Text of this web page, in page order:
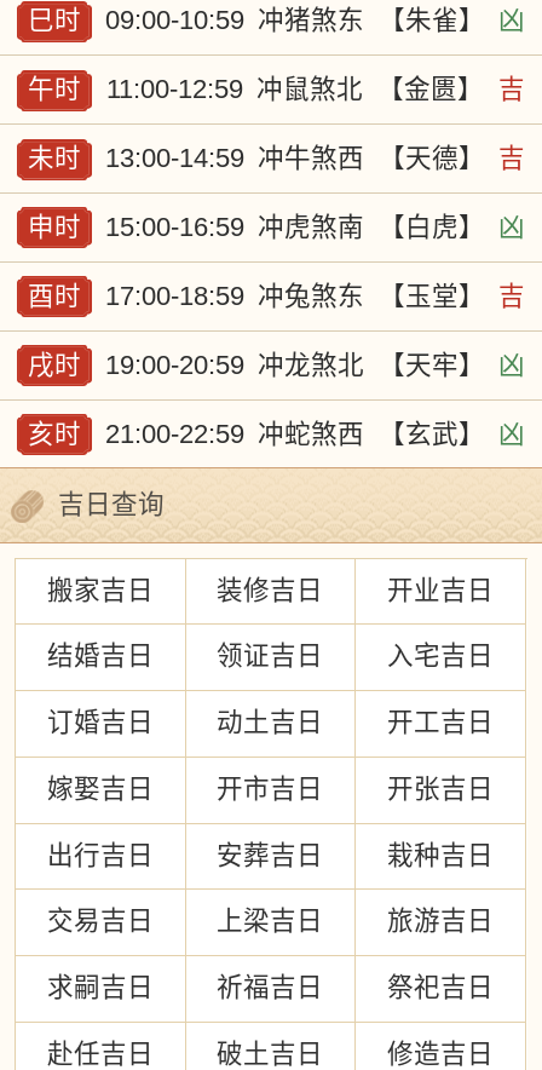
巳时 09:00-10:59 冲猪煞东 【朱雀】 凶
午时 11:00-12:59 冲鼠煞北 【金匮】 吉
未时 13:00-14:59 冲牛煞西 【天德】 吉
申时 15:00-16:59 冲虎煞南 【白虎】 凶
酉时 17:00-18:59 冲兔煞东 【玉堂】 吉
戌时 19:00-20:59 冲龙煞北 【天牢】 凶
亥时 21:00-22:59 冲蛇煞西 【玄武】 凶
吉日查询
搬家吉日 装修吉日 开业吉日
结婚吉日 领证吉日 入宅吉日
订婚吉日 动土吉日 开工吉日
嫁娶吉日 开市吉日 开张吉日
出行吉日 安葬吉日 栽种吉日
交易吉日 上梁吉日 旅游吉日
求嗣吉日 祈福吉日 祭祀吉日
赴任吉日 破土吉日 修造吉日